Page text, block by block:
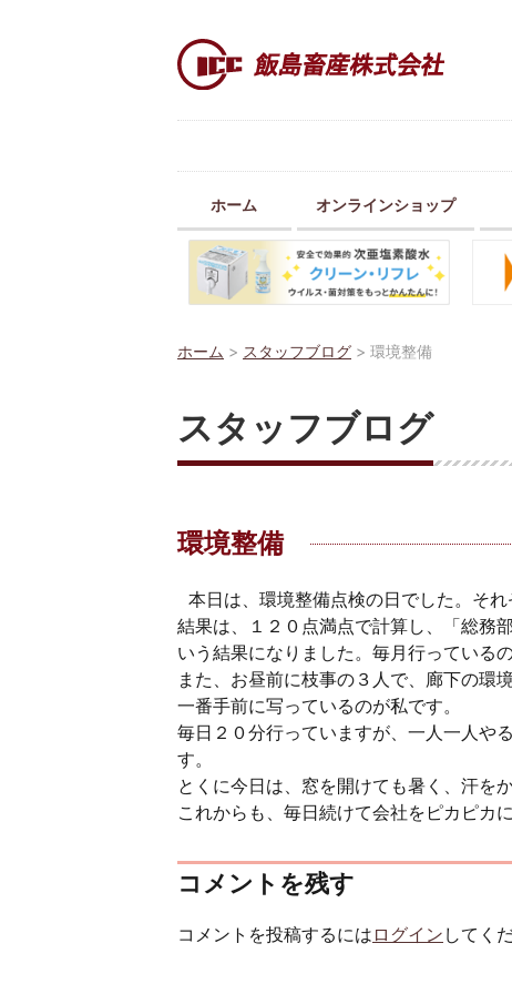
ホーム オンラインショップ
ホーム > スタッフブログ > 環境整備
スタッフブログ
環境整備
本日は、環境整備点検の日でした。そ
結果は、１２０点満点で計算し、「総務
いう結果になりました。毎月行っている
また、お昼前に枝事の３人で、廊下の環
一番手前に写っているのが私です。
毎日２０分行っていますが、一人一人や
す。
とくに今日は、窓を開けても暑く、汗を
これからも、毎日続けて会社をピカピカ
コメントを残す
コメントを投稿するには ログイン してく